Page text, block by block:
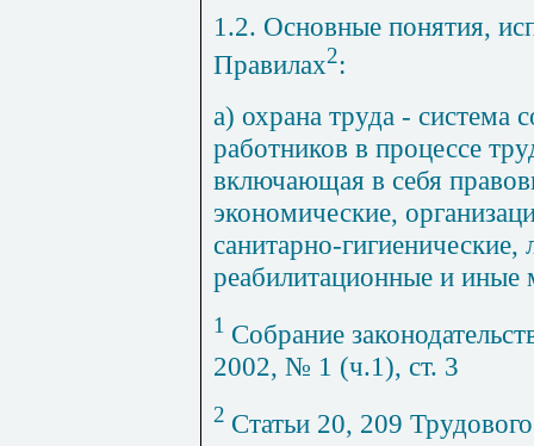
1.2. Основные понятия,
Правилах2:
а) охрана труда - система
работников в процессе
включающая в себя
экономические,
санитарно-
реабилитационные и иные
1 Собрание
2002, № 1 (ч.1), ст. 3
2 Статьи 20, 209